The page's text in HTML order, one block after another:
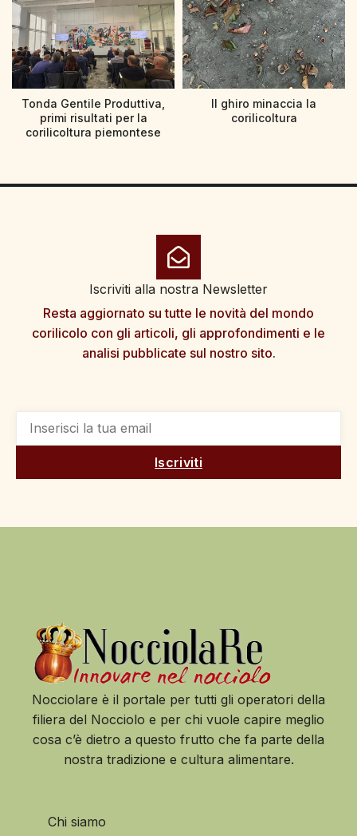
Tonda Gentile Produttiva,
primi risultati per la
corilicoltura piemontese
Il ghiro minaccia la
corilicoltura
Iscriviti alla nostra Newsletter
Resta aggiornato su tutte le novità del mondo
corilicolo con gli articoli, gli approfondimenti e le
analisi pubblicate sul nostro sito.
Iscriviti
Nocciolare è il portale per tutti gli operatori della
filiera del Nocciolo e per chi vuole capire meglio
cosa c’è dietro a questo frutto che fa parte della
nostra tradizione e cultura alimentare.
Chi siamo